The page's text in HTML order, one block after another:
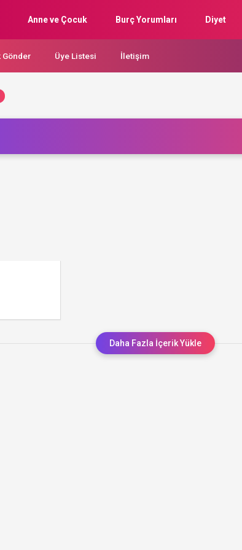
Anne ve Çocuk Burç Yorumları Diyet
Gönder Üye Listesi İletişim
Daha Fazla İçerik Yükle